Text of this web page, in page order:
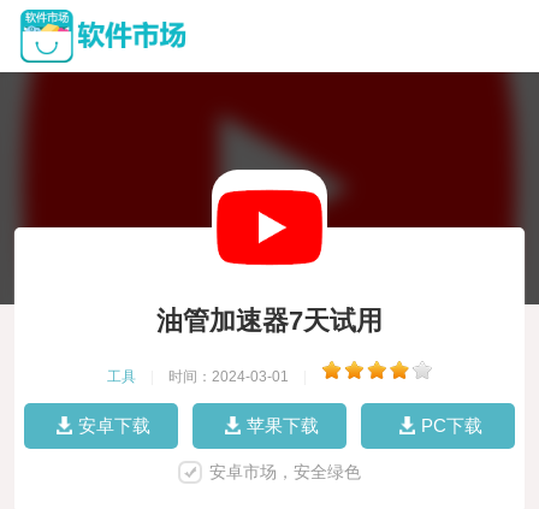
油管加速器7天试用
工具 时间：2024-03-01
安卓下载 苹果下载 PC下载
安卓市场，安全绿色